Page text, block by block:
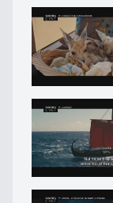
Les sorties
Les sorties
Les sorties